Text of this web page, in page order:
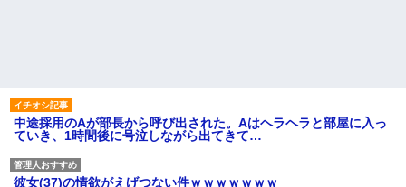
中途採用のAが部長から呼び出された。Aはヘラヘラと部屋に入っ
ていき、1時間後に号泣しながら出てきて…
彼女(37)の情欲がえげつない件ｗｗｗｗｗｗｗ